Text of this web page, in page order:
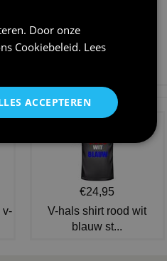
T-shirt ik moet zuipen!
v-
€24,95
V-hals shirt rood wit
blauw st...
Door onze
Cookiebeleid. Lees
ACCEPTEREN